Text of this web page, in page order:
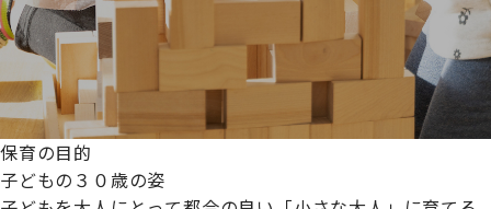
保育の目的
子どもの３０歳の姿